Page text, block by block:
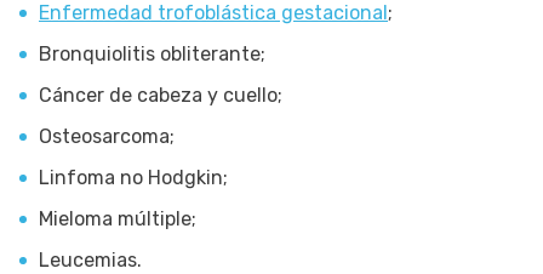
Enfermedad trofoblástica gestacional ;
Bronquiolitis obliterante;
Cáncer de cabeza y cuello;
Osteosarcoma;
Linfoma no Hodgkin;
Mieloma múltiple;
Leucemias.